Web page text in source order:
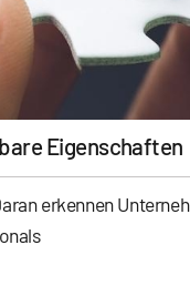
Eigenschaften
erkennen